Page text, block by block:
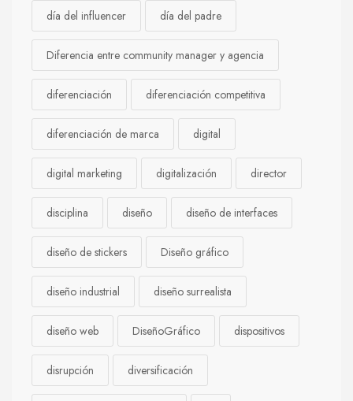
día del influencer día del padre
Diferencia entre community manager y agencia
diferenciación diferenciación competitiva
diferenciación de marca digital
digital marketing digitalización director
disciplina diseño diseño de interfaces
diseño de stickers Diseño gráfico
diseño industrial diseño surrealista
diseño web DiseñoGráfico dispositivos
disrupción diversificación